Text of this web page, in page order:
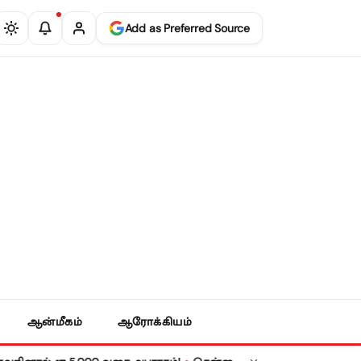
Add as Preferred Source
ஆன்மீகம் ஆரோக்கியம்